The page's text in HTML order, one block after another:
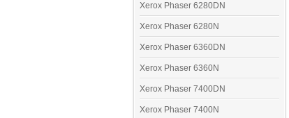
Xerox Phaser 6280DN
Xerox Phaser 6280N
Xerox Phaser 6360DN
Xerox Phaser 6360N
Xerox Phaser 7400DN
Xerox Phaser 7400N